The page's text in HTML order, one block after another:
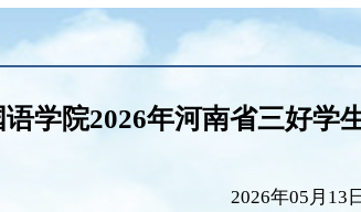
学院2026年河南省三好学
2026年05月13